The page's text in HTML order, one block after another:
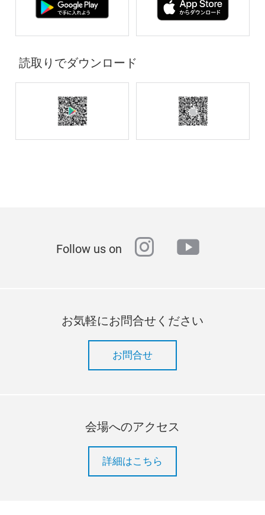
読取りでダウンロード
Follow us on instagram
youtube
お気軽にお問合せください
お問合せ
会場へのアクセス
詳細はこちら